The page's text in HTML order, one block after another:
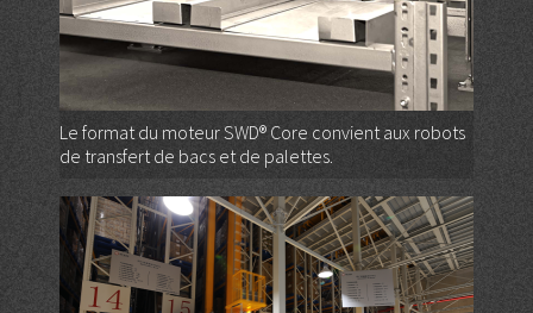
Le format du moteur SWD® Core convient aux robots
de transfert de bacs et de palettes.